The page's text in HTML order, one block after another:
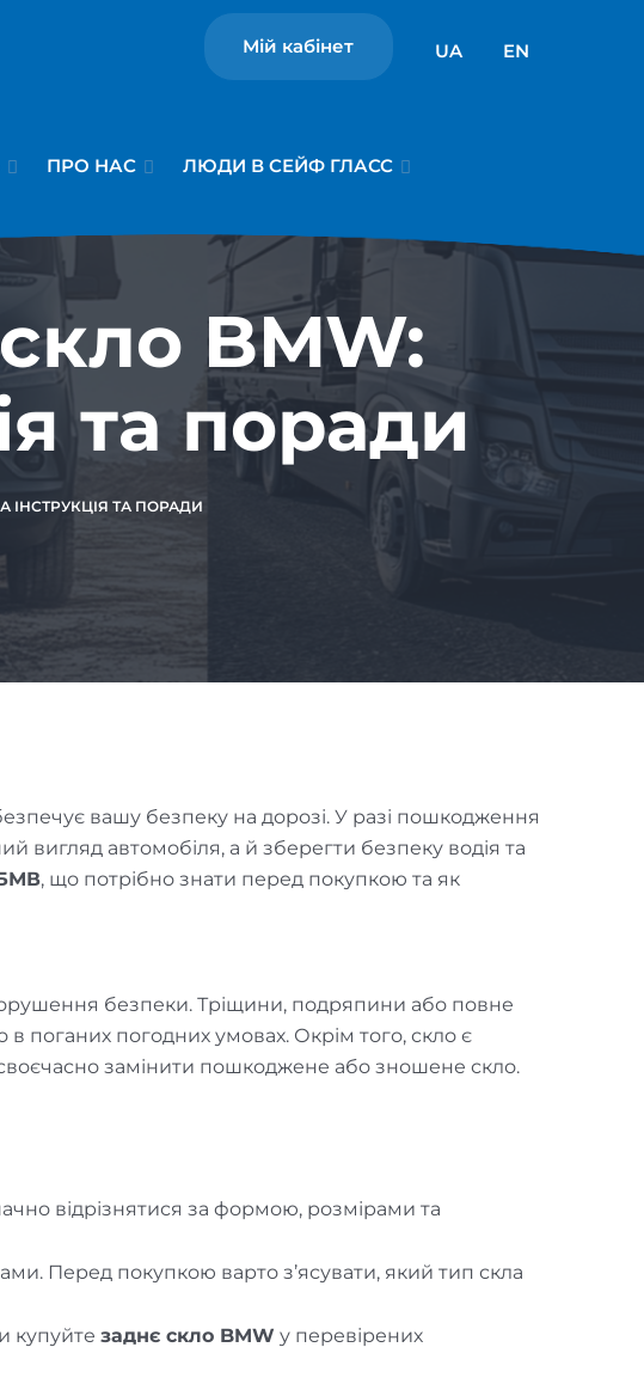
Мій кабінет UA EN
ПРО НАС ЛЮДИ В СЕЙФ ГЛАСС
BMW:
та поради
ІНСТРУКЦІЯ ТА ПОРАДИ
вашу безпеку на дорозі. У разі пошкодження
вигляд автомобіля, а й зберегти безпеку водія та
, що потрібно знати перед покупкою та як
безпеки. Тріщини, подряпини або повне
поганих погодних умовах. Окрім того, скло є
своєчасно замінити пошкоджене або зношене скло.
відрізнятися за формою, розмірами та
Перед покупкою варто з’ясувати, який тип скла
купуйте заднє скло BMW у перевірених